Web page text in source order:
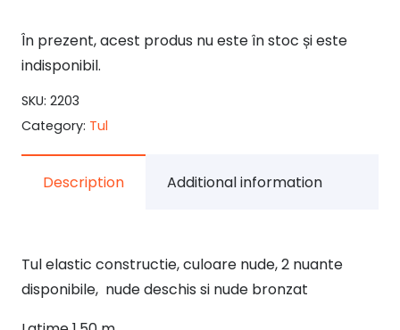
În prezent, acest produs nu este în stoc și este
indisponibil.
SKU: 2203
Category: Tul
Description Additional information
Tul elastic constructie, culoare nude, 2 nuante
disponibile, nude deschis si nude bronzat